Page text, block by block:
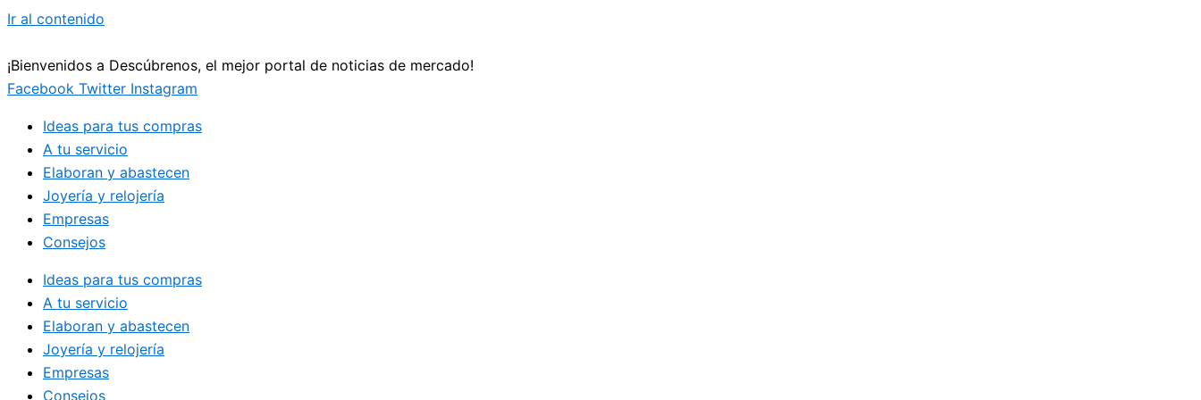
Ir al contenido
¡Bienvenidos a Descúbrenos, el mejor portal de noticias de mercado!
Facebook Twitter Instagram
Ideas para tus compras
A tu servicio
Elaboran y abastecen
Joyería y relojería
Empresas
Consejos
Ideas para tus compras
A tu servicio
Elaboran y abastecen
Joyería y relojería
Empresas
Consejos